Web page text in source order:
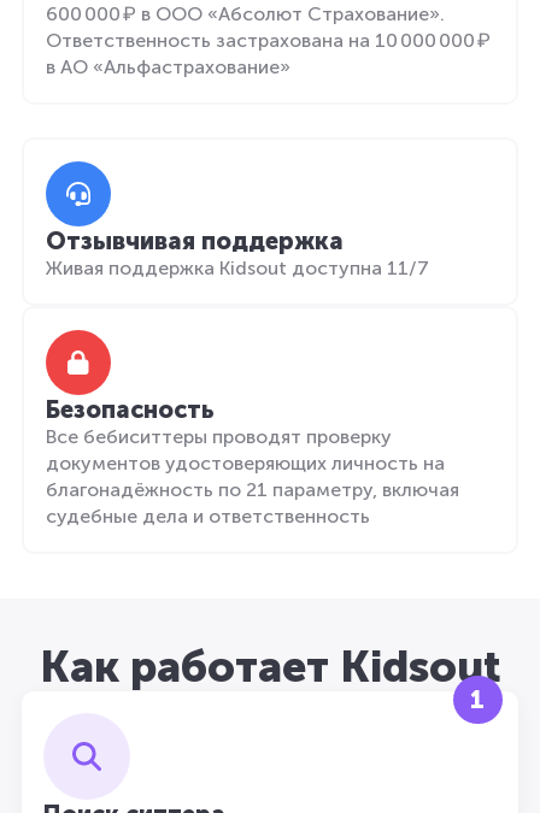
600 000 ₽ в ООО «Абсолют Страхование».
Ответственность застрахована на 10 000 000 ₽
в АО «Альфастрахование»
Отзывчивая поддержка
Живая поддержка Kidsout доступна 11/7
Безопасность
Все бебиситтеры проводят проверку
документов удостоверяющих личность на
благонадёжность по 21 параметру, включая
судебные дела и ответственность
Как работает Kidsout
1